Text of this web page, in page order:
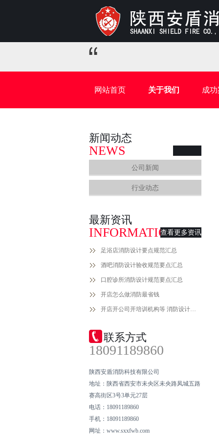
网站首页 关于我们 成
新闻动态
NEWS
公司新闻
行业动态
最新资讯
INFORMATION查看更多资讯
足浴店消防设计要点规范汇总
酒吧消防设计验收规范要点汇总
口腔诊所消防设计规范要点汇总
开店怎么做消防最省钱
开店开公司开培训机构等 消防设计备案手续流程
联系方式
18091189860
陕西安盾消防科技有限公司
地址：陕西省西安市未央区未央路凤城五路
赛高街区3号3单元27层
电话：18091189860
手机：18091189860
网址：www.sxxfwb.com